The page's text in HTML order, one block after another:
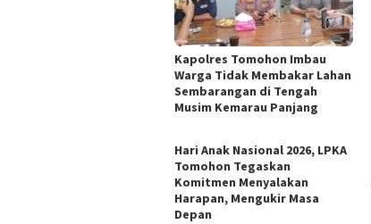
Kapolres Tomohon Imbau
Warga Tidak Membakar Lahan
Sembarangan di Tengah
Musim Kemarau Panjang
Hari Anak Nasional 2026, LPKA
Tomohon Tegaskan
Komitmen Menyalakan
Harapan, Mengukir Masa
Depan